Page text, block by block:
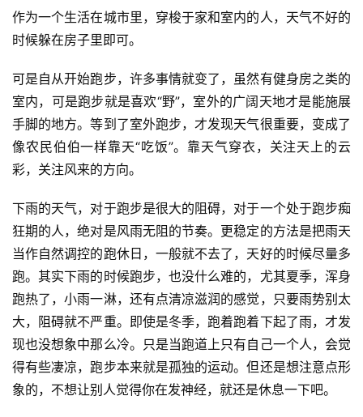
作为一个生活在城市里，穿梭于家和室内的人，天气不好的
时候躲在房子里即可。
可是自从开始跑步，许多事情就变了，虽然有健身房之类的
室内，可是跑步就是喜欢“野”，室外的广阔天地才是能施展
手脚的地方。等到了室外跑步，才发现天气很重要，变成了
像农民伯伯一样靠天“吃饭”。靠天气穿衣，关注天上的云
彩，关注风来的方向。
下雨的天气，对于跑步是很大的阻碍，对于一个处于跑步痴
狂期的人，绝对是风雨无阻的节奏。更稳定的方法是把雨天
当作自然调控的跑休日，一般就不去了，天好的时候尽量多
跑。其实下雨的时候跑步，也没什么难的，尤其夏季，浑身
跑热了，小雨一淋，还有点清凉滋润的感觉，只要雨势别太
大，阻碍就不严重。即使是冬季，跑着跑着下起了雨，才发
现也没想象中那么冷。只是当跑道上只有自己一个人，会觉
得有些凄凉，跑步本来就是孤独的运动。但还是想注意点形
象的，不想让别人觉得你在发神经，就还是休息一下吧。